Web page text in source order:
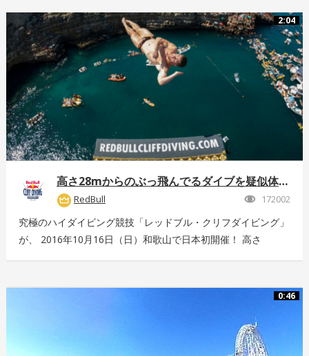
2:04
高さ28mからのぶっ飛んでるダイブを疑似体験！
RedBull 172002
究極のハイダイビング競技「レッドブル・クリフダイビング」
が、 2016年10月16日（日）和歌山で日本初開催！ 高さ
こちら：http://www.redbull.com/cliff-diving
0:46